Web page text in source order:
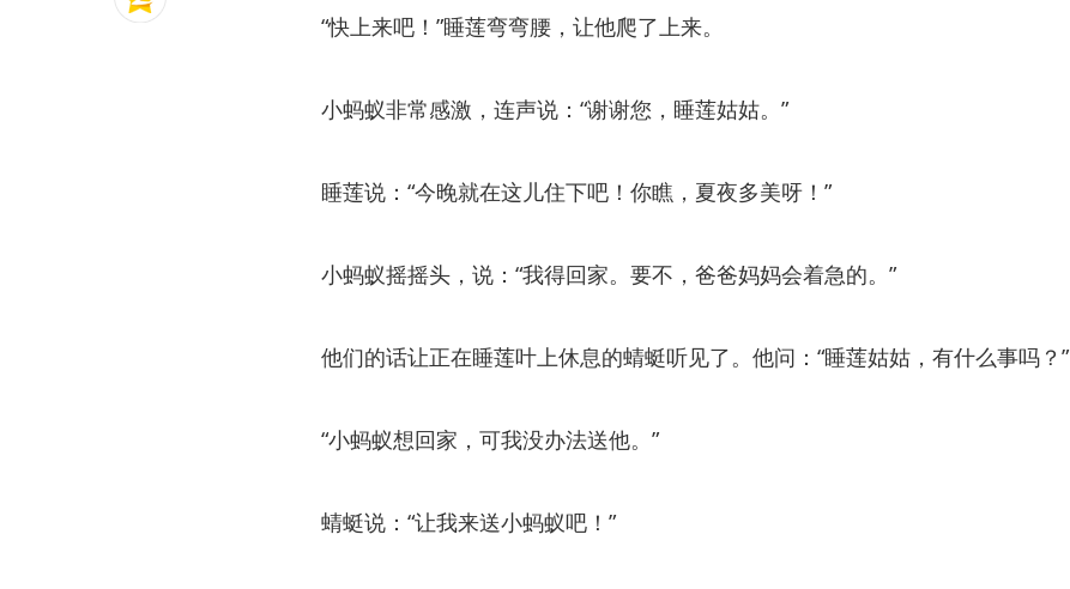
“快上来吧！”睡莲弯弯腰，让他爬了上来。
小蚂蚁非常感激，连声说：“谢谢您，睡莲姑姑。”
睡莲说：“今晚就在这儿住下吧！你瞧，夏夜多美呀！”
小蚂蚁摇摇头，说：“我得回家。要不，爸爸妈妈会着急的。”
他们的话让正在睡莲叶上休息的蜻蜓听见了。他问：“睡莲姑姑，有什么事吗？”
“小蚂蚁想回家，可我没办法送他。”
蜻蜓说：“让我来送小蚂蚁吧！”